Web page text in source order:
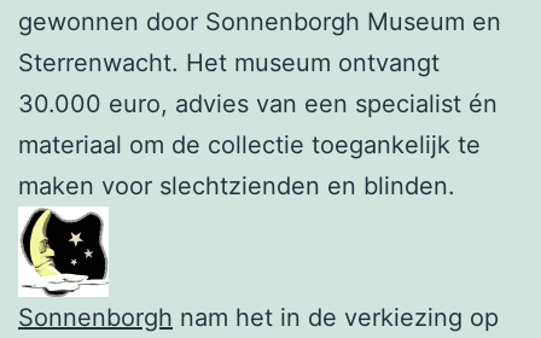
gewonnen door Sonnenborgh Museum en
Sterrenwacht. Het museum ontvangt
30.000 euro, advies van een specialist én
materiaal om de collectie toegankelijk te
maken voor slechtzienden en blinden.
Sonnenborgh nam het in de verkiezing op